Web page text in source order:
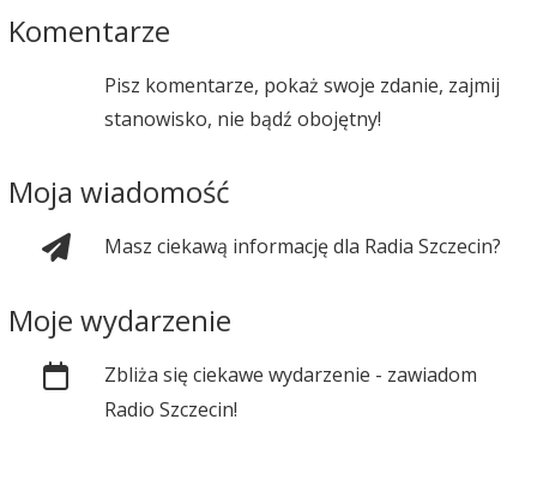
Komentarze
Pisz komentarze, pokaż swoje zdanie, zajmij
stanowisko, nie bądź obojętny!
Moja wiadomość
Masz ciekawą informację dla Radia Szczecin?
Moje wydarzenie
Zbliża się ciekawe wydarzenie - zawiadom
Radio Szczecin!